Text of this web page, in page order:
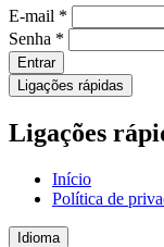
E-mail *
Senha *
Entrar
Ligações rápidas
Ligações
Início
Política de
Idioma